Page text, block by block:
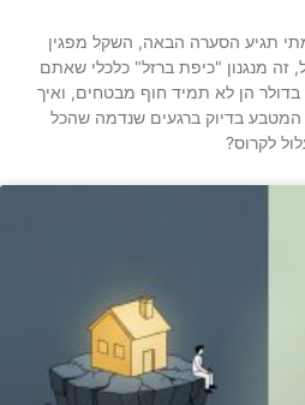
תגיע הסערה הבאה, השקל מפגין
זה מנגנון "כיפת ברזל" כלכלי שאתם
הן לא תמיד חוף מבטחים, ואיך
בדיוק ברגעים שנדמה שהכל
לקרוס?